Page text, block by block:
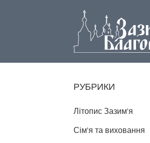
РУБРИКИ
Літопис Зазим'я
Сім'я та виховання